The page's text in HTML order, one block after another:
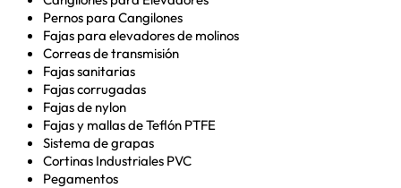
Pernos para Cangilones
Fajas para elevadores de molinos
Correas de transmisión
Fajas sanitarias
Fajas corrugadas
Fajas de nylon
Fajas y mallas de Teflón PTFE
Sistema de grapas
Cortinas Industriales PVC
Pegamentos